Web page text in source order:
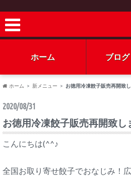
ホーム ブロ
ホーム 新メニュー お徳用冷凍餃子販売再開致
2020/08/31
お徳用冷凍餃子販売再開致し
こんにちは(^^♪
全国お取り寄せ餃子でおなじみ！